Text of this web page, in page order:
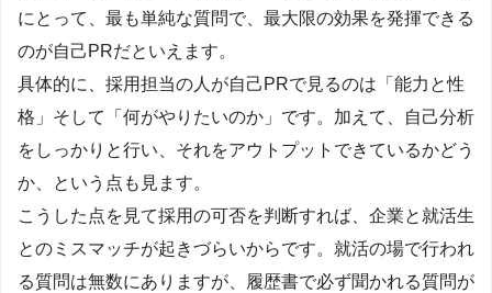
にとって、最も単純な質問で、最大限の効果を発揮できる
のが自己PRだといえます。
具体的に、採用担当の人が自己PRで見るのは「能力と性
格」そして「何がやりたいのか」です。加えて、自己分析
をしっかりと行い、それをアウトプットできているかどう
か、という点も見ます。
こうした点を見て採用の可否を判断すれば、企業と就活生
とのミスマッチが起きづらいからです。就活の場で行われ
る質問は無数にありますが、履歴書で必ず聞かれる質問が